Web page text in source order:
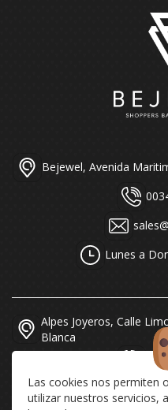
Las cookies nos permiten
utilizar nuestros servicios,
Bejewel, Avenida
Lunes a
Alpes Joyeros, Calle
Blanca